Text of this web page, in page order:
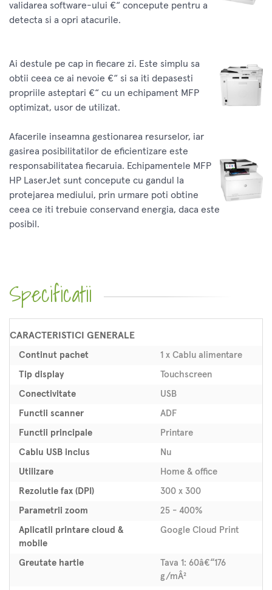
validarea software-ului €“ concepute pentru a
detecta si a opri atacurile.
Ai destule pe cap in fiecare zi. Este simplu sa
obtii ceea ce ai nevoie €“ si sa iti depasesti
propriile asteptari €“ cu un echipament MFP
optimizat, usor de utilizat.
Afacerile inseamna gestionarea resurselor, iar
gasirea posibilitatilor de eficientizare este
responsabilitatea fiecaruia. Echipamentele MFP
HP LaserJet sunt concepute cu gandul la
protejarea mediului, prin urmare poti obtine
ceea ce iti trebuie conservand energia, daca este
posibil.
Specificatii
CARACTERISTICI GENERALE
Continut pachet 1 x Cablu alimentare
Tip display Touchscreen
Conectivitate USB
Functii scanner ADF
Functii principale Printare
Cablu USB inclus Nu
Utilizare Home & office
Rezolutie fax (DPI) 300 x 300
Parametrii zoom 25 - 400%
Aplicatii printare cloud &
mobile
Google Cloud Print
Greutate hartie
Tava 1: 60â€“176
g/mÂ²